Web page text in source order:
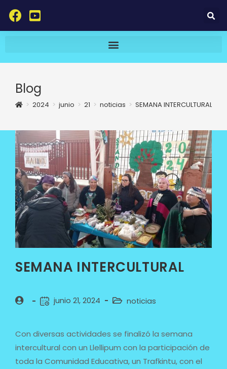
Blog
> 2024 > junio > 21 > noticias > SEMANA INTERCULTURAL
SEMANA INTERCULTURAL
junio 21, 2024 noticias
Con diversas actividades se finalizó la semana
intercultural con un Llellipum con la participación de
toda la Comunidad Educativa, un Trafkintu, con el